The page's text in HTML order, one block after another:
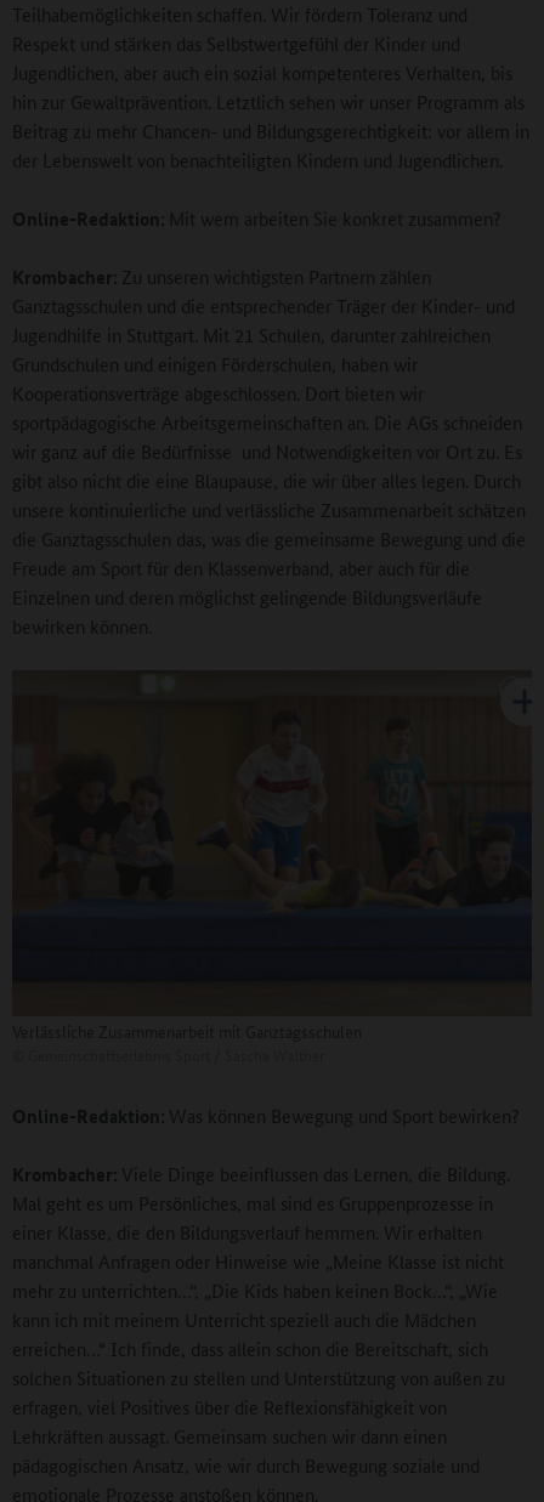
Teilhabemöglichkeiten schaffen. Wir fördern Toleranz und
Respekt und stärken das Selbstwertgefühl der Kinder und
Jugendlichen, aber auch ein sozial kompetenteres Verhalten, bis
hin zur Gewaltprävention. Letztlich sehen wir unser Programm als
Beitrag zu mehr Chancen- und Bildungsgerechtigkeit: vor allem in
der Lebenswelt von benachteiligten Kindern und Jugendlichen.
Online-Redaktion: Mit wem arbeiten Sie konkret zusammen?
Krombacher: Zu unseren wichtigsten Partnern zählen
Ganztagsschulen und die entsprechender Träger der Kinder- und
Jugendhilfe in Stuttgart. Mit 21 Schulen, darunter zahlreichen
Grundschulen und einigen Förderschulen, haben wir
Kooperationsverträge abgeschlossen. Dort bieten wir
sportpädagogische Arbeitsgemeinschaften an. Die AGs schneiden
wir ganz auf die Bedürfnisse und Notwendigkeiten vor Ort zu. Es
gibt also nicht die eine Blaupause, die wir über alles legen. Durch
unsere kontinuierliche und verlässliche Zusammenarbeit schätzen
die Ganztagsschulen das, was die gemeinsame Bewegung und die
Freude am Sport für den Klassenverband, aber auch für die
Einzelnen und deren möglichst gelingende Bildungsverläufe
bewirken können.
Online-Redaktion: Was können Bewegung und Sport bewirken?
Krombacher: Viele Dinge beeinflussen das Lernen, die Bildung.
Mal geht es um Persönliches, mal sind es Gruppenprozesse in
einer Klasse, die den Bildungsverlauf hemmen. Wir erhalten
manchmal Anfragen oder Hinweise wie „Meine Klasse ist nicht
mehr zu unterrichten…“, „Die Kids haben keinen Bock…“, „Wie
kann ich mit meinem Unterricht speziell auch die Mädchen
erreichen…“ Ich finde, dass allein schon die Bereitschaft, sich
solchen Situationen zu stellen und Unterstützung von außen zu
erfragen, viel Positives über die Reflexionsfähigkeit von
Lehrkräften aussagt. Gemeinsam suchen wir dann einen
pädagogischen Ansatz, wie wir durch Bewegung soziale und
emotionale Prozesse anstoßen können.